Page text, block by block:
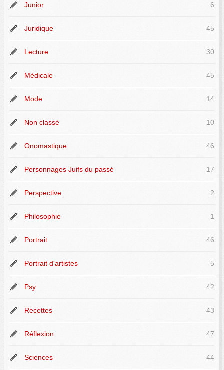
Junior 6
Juridique 45
Lecture 30
Médicale 45
Mode 14
Non classé 10
Onomastique 46
Personnages Juifs du passé 17
Perspective 2
Philosophie 1
Portrait 46
Portrait d'artistes 5
Psy 42
Recettes 43
Réflexion 47
Sciences 44